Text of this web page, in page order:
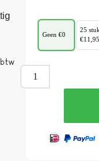
Geen €0
25
€11,95